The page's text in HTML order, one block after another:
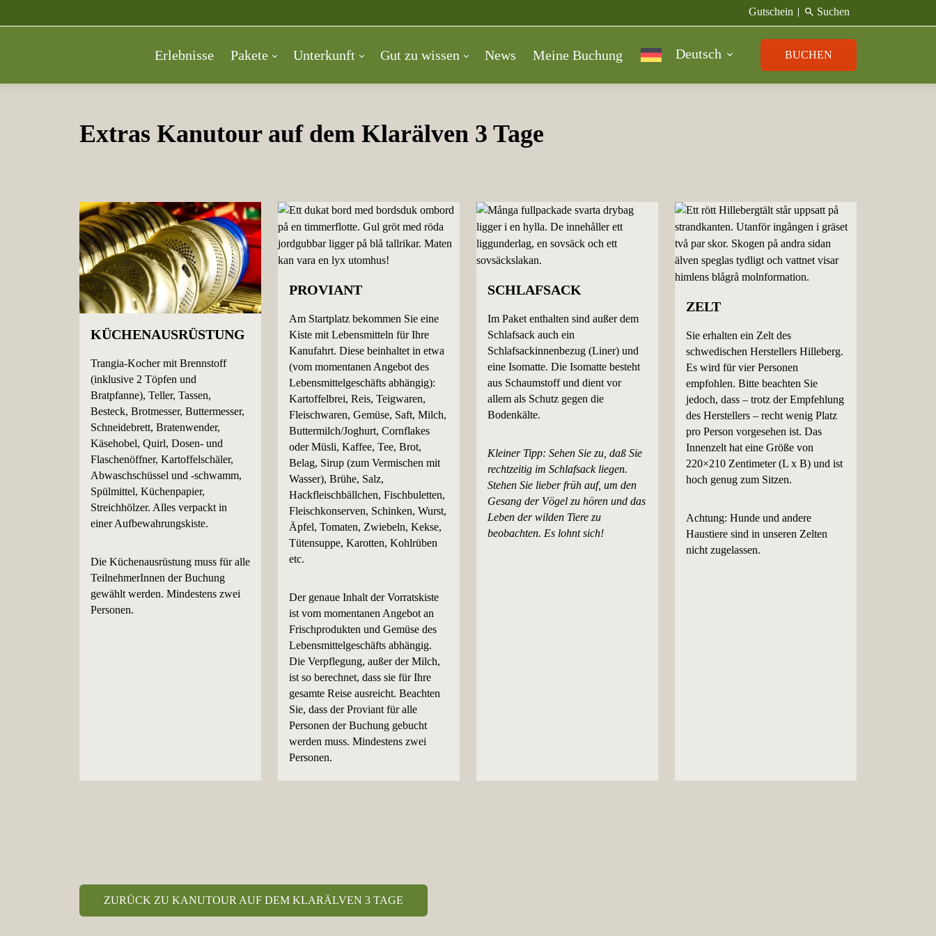
Gutschein search Suchen
Erlebnisse Pakete Unterkunft Gut zu wissen News Meine Buchung Deutsch BUCHEN
Extras Kanutour auf dem Klarälven 3 Tage
KÜCHENAUSRÜSTUNG
Trangia-Kocher mit Brennstoff
(inklusive 2 Töpfen und
Bratpfanne), Teller, Tassen,
Besteck, Brotmesser, Buttermesser,
Schneidebrett, Bratenwender,
Käsehobel, Quirl, Dosen- und
Flaschenöffner, Kartoffelschäler,
Abwaschschüssel und -schwamm,
Spülmittel, Küchenpapier,
Streichhölzer. Alles verpackt in
einer Aufbewahrungskiste.
Die Küchenausrüstung muss für alle
TeilnehmerInnen der Buchung
gewählt werden. Mindestens zwei
Personen.
PROVIANT
Am Startplatz bekommen Sie eine
Kiste mit Lebensmitteln für Ihre
Kanufahrt. Diese beinhaltet in etwa
(vom momentanen Angebot des
Lebensmittelgeschäfts abhängig):
Kartoffelbrei, Reis, Teigwaren,
Fleischwaren, Gemüse, Saft, Milch,
Buttermilch/Joghurt, Cornflakes
oder Müsli, Kaffee, Tee, Brot,
Belag, Sirup (zum Vermischen mit
Wasser), Brühe, Salz,
Hackfleischbällchen, Fischbuletten,
Fleischkonserven, Schinken, Wurst,
Äpfel, Tomaten, Zwiebeln, Kekse,
Tütensuppe, Karotten, Kohlrüben
etc.
Der genaue Inhalt der Vorratskiste
ist vom momentanen Angebot an
Frischprodukten und Gemüse des
Lebensmittelgeschäfts abhängig.
Die Verpflegung, außer der Milch,
ist so berechnet, dass sie für Ihre
gesamte Reise ausreicht. Beachten
Sie, dass der Proviant für alle
Personen der Buchung gebucht
werden muss. Mindestens zwei
Personen.
SCHLAFSACK
Im Paket enthalten sind außer dem
Schlafsack auch ein
Schlafsackinnenbezug (Liner) und
eine Isomatte. Die Isomatte besteht
aus Schaumstoff und dient vor
allem als Schutz gegen die
Bodenkälte.
Kleiner Tipp: Sehen Sie zu, daß Sie
rechtzeitig im Schlafsack liegen.
Stehen Sie lieber früh auf, um den
Gesang der Vögel zu hören und das
Leben der wilden Tiere zu
beobachten. Es lohnt sich!
ZELT
Sie erhalten ein Zelt des
schwedischen Herstellers Hilleberg.
Es wird für vier Personen
empfohlen. Bitte beachten Sie
jedoch, dass – trotz der Empfehlung
des Herstellers – recht wenig Platz
pro Person vorgesehen ist. Das
Innenzelt hat eine Größe von
220×210 Zentimeter (L x B) und ist
hoch genug zum Sitzen.
Achtung: Hunde und andere
Haustiere sind in unseren Zelten
nicht zugelassen.
ZURÜCK ZU KANUTOUR AUF DEM KLARÄLVEN 3 TAGE